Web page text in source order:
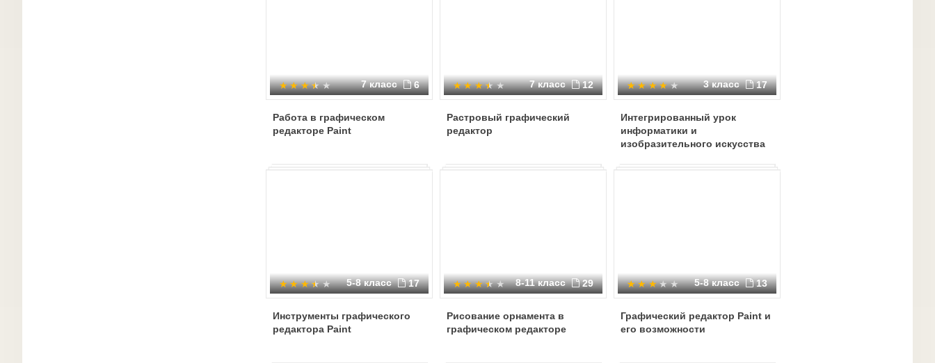
7 класс 6
Работа в графическом
редакторе Paint
7 класс 12
Растровый графический
редактор
3 класс 17
Интегрированный урок
информатики и
изобразительного искусства
5-8 класс 17
Инструменты графического
редактора Paint
8-11 класс 29
Рисование орнамента в
графическом редакторе
5-8 класс 13
Графический редактор Paint и
его возможности